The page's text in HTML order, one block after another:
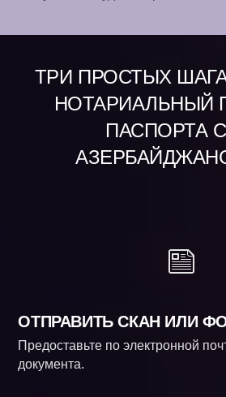
ТРИ ПРОСТЫХ
НОТАРИАЛЬНЫЙ
ПАСПОРТА
ОТПРАВИТЬ СКАН ИЛИ
Предоставьте по электронной
документа.